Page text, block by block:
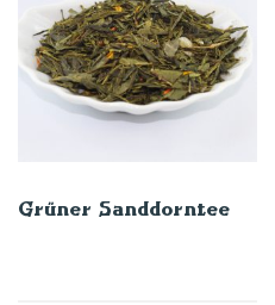
Grüner Sanddorntee